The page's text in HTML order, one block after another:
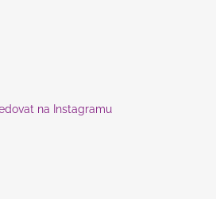
na Instagramu